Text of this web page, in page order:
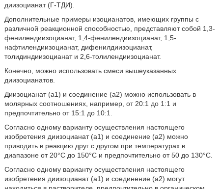
диизоцианат (Г-ТДИ).
Дополнительные примеры изоцианатов, имеющих группы с
различной реакционной способностью, представляют собой 1,3-
фенилендиизоцианат, 1,4-фенилендиизоцианат, 1,5-
нафтилендиизоцианат, дифенилдиизоцианат,
толидиндиизоцианат и 2,6-толилендиизоцианат.
Конечно, можно использовать смеси вышеуказанных
диизоцианатов.
Диизоцианат (a1) и соединение (a2) можно использовать в
молярных соотношениях, например, от 20:1 до 1:1 и
предпочтительно от 15:1 до 10:1.
Согласно одному варианту осуществления настоящего
изобретения диизоцианат (a1) и соединение (a2) можно
приводить в реакцию друг с другом при температурах в
диапазоне от 20°C до 150°C и предпочтительно от 50 до 130°C.
Согласно одному варианту осуществления настоящего
изобретения диизоцианат (a1) и соединение (a2) могут